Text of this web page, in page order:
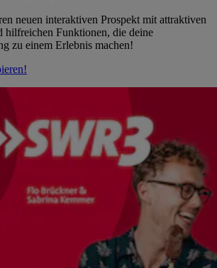
neuen interaktiven Prospekt mit attraktiven
hilfreichen Funktionen, die deine
zu einem Erlebnis machen!